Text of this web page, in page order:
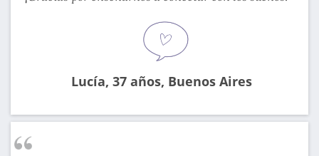
Lucía, 37 años, Buenos Aires